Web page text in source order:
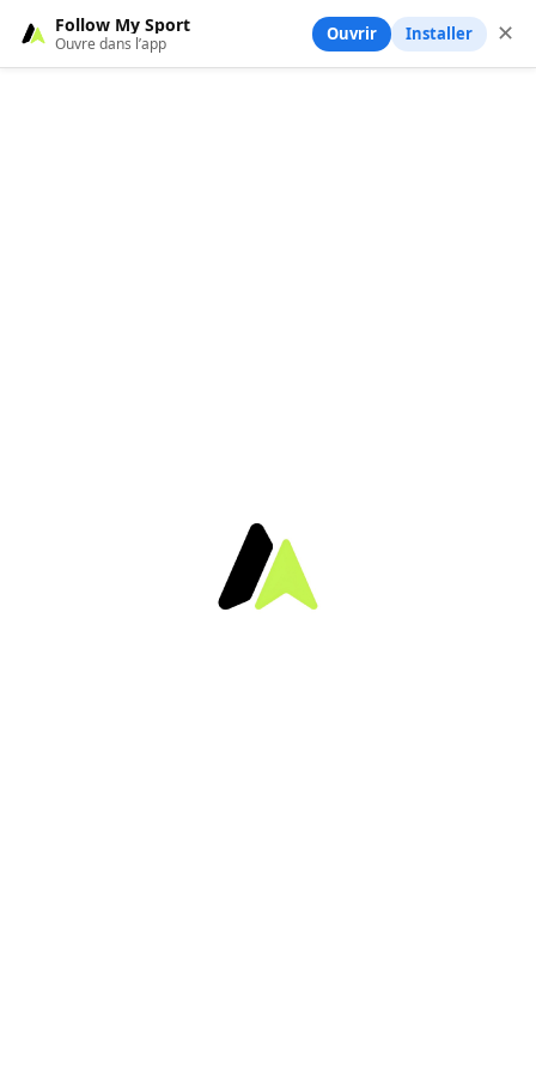
Follow My Sport
Ouvre dans l’app Ouvrir Installer ✕